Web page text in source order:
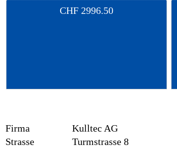
CHF 2996.50
Firma
Kulltec AG
Strasse
Turmstrasse 8